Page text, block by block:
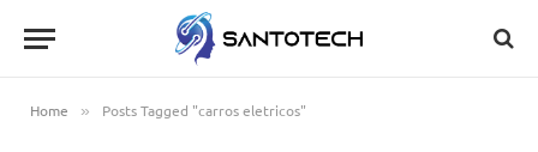
Home » Posts Tagged "carros eletricos"